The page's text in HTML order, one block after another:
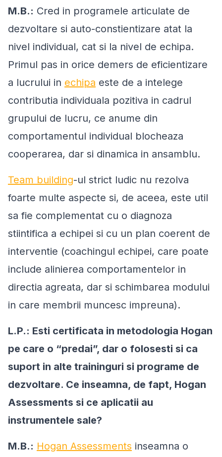
M.B.: Cred in programele articulate de
dezvoltare si auto-constientizare atat la
nivel individual, cat si la nivel de echipa.
Primul pas in orice demers de eficientizare
a lucrului in echipa este de a intelege
contributia individuala pozitiva in cadrul
grupului de lucru, ce anume din
comportamentul individual blocheaza
cooperarea, dar si dinamica in ansamblu.
Team building-ul strict ludic nu rezolva
foarte multe aspecte si, de aceea, este util
sa fie complementat cu o diagnoza
stiintifica a echipei si cu un plan coerent de
interventie (coachingul echipei, care poate
include alinierea comportamentelor in
directia agreata, dar si schimbarea modului
in care membrii muncesc impreuna).
L.P.: Esti certificata in metodologia Hogan
pe care o “predai”, dar o folosesti si ca
suport in alte traininguri si programe de
dezvoltare. Ce inseamna, de fapt, Hogan
Assessments si ce aplicatii au
instrumentele sale?
M.B.: Hogan Assessments inseamna o